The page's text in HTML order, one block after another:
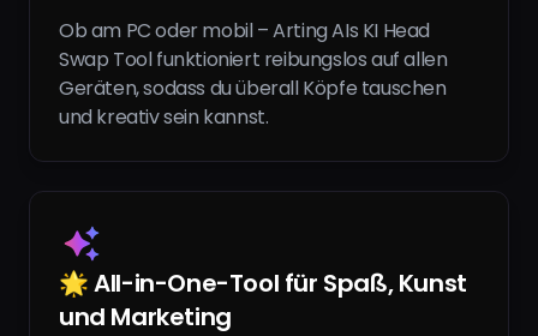
Ob am PC oder mobil – Arting AIs KI Head
Swap Tool funktioniert reibungslos auf allen
Geräten, sodass du überall Köpfe tauschen
und kreativ sein kannst.
🌟 All-in-One-Tool für Spaß, Kunst
und Marketing